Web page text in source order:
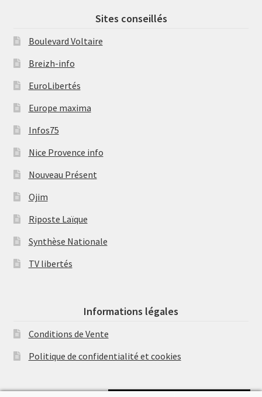
Sites conseillés
Boulevard Voltaire
Breizh-info
EuroLibertés
Europe maxima
Infos75
Nice Provence info
Nouveau Présent
Ojim
Riposte Laïque
Synthèse Nationale
TV libertés
Informations légales
Conditions de Vente
Politique de confidentialité et cookies